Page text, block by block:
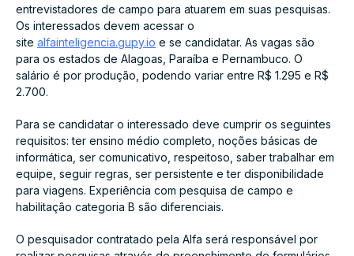
entrevistadores de campo para atuarem em suas pesquisas.
Os interessados devem acessar o
site alfainteligencia.gupy.io e se candidatar. As vagas são
para os estados de Alagoas, Paraíba e Pernambuco. O
salário é por produção, podendo variar entre R$ 1.295 e R$
2.700.
Para se candidatar o interessado deve cumprir os seguintes
requisitos: ter ensino médio completo, noções básicas de
informática, ser comunicativo, respeitoso, saber trabalhar em
equipe, seguir regras, ser persistente e ter disponibilidade
para viagens. Experiência com pesquisa de campo e
habilitação categoria B são diferenciais.
O pesquisador contratado pela Alfa será responsável por